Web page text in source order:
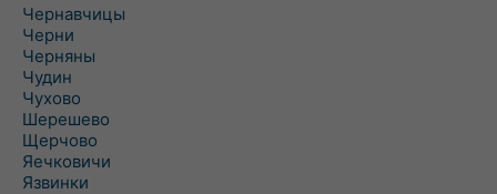
Чернавчицы
Черни
Черняны
Чудин
Чухово
Шерешево
Щерчово
Яечковичи
Язвинки